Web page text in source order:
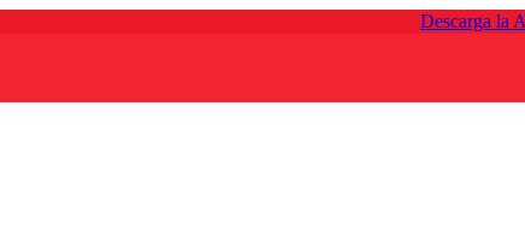
Descarga la